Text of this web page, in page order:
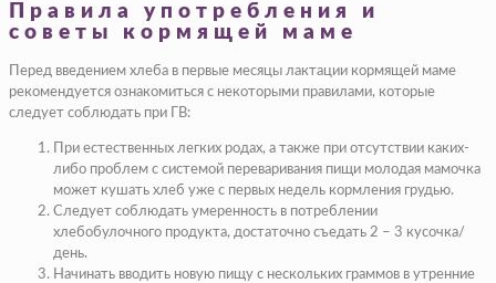
Правила употребления и
советы кормящей маме
Перед введением хлеба в первые месяцы лактации кормящей маме
рекомендуется ознакомиться с некоторыми правилами, которые
следует соблюдать при ГВ:
При естественных легких родах, а также при отсутствии каких-
либо проблем с системой переваривания пищи молодая мамочка
может кушать хлеб уже с первых недель кормления грудью.
Следует соблюдать умеренность в потреблении
хлебобулочного продукта, достаточно съедать 2 – 3 кусочка/
день.
Начинать вводить новую пищу с нескольких граммов в утренние